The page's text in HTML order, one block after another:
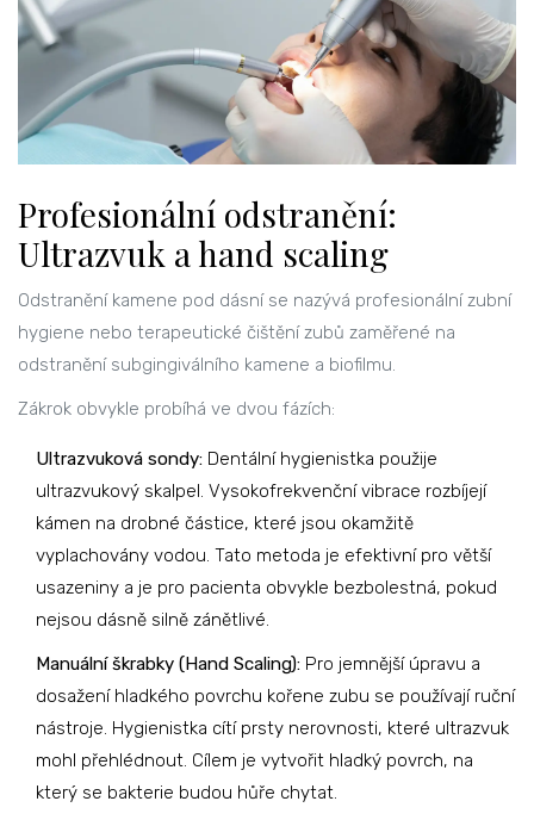
Profesionální odstranění:
Ultrazvuk a hand scaling
Odstranění kamene pod dásní se nazývá profesionální zubní
hygiene nebo terapeutické čištění zubů zaměřené na
odstranění subgingiválního kamene a biofilmu.
Zákrok obvykle probíhá ve dvou fázích:
Ultrazvuková sondy: Dentální hygienistka použije
ultrazvukový skalpel. Vysokofrekvenční vibrace rozbíjejí
kámen na drobné částice, které jsou okamžitě
vyplachovány vodou. Tato metoda je efektivní pro větší
usazeniny a je pro pacienta obvykle bezbolestná, pokud
nejsou dásně silně zánětlivé.
Manuální škrabky (Hand Scaling): Pro jemnější úpravu a
dosažení hladkého povrchu kořene zubu se používají ruční
nástroje. Hygienistka cítí prsty nerovnosti, které ultrazvuk
mohl přehlédnout. Cílem je vytvořit hladký povrch, na
který se bakterie budou hůře chytat.